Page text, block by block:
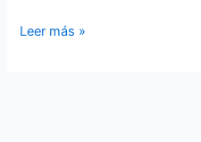
Leer más »